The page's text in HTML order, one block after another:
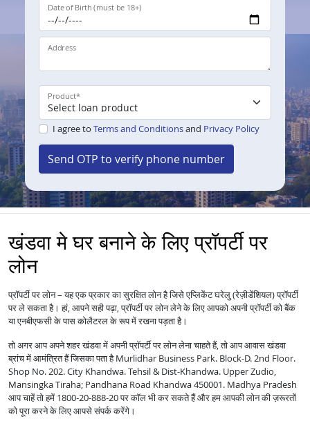
Date of Birth (must be 18+)
Address
Product*
I agree to Terms and Conditionsand Privacy Policy
Send OTP to verify phone number
खंडवा मे घर बनाने के लिए प्रॉपर्टी पर
लोन
प्रॉपर्टी पर लोन – यह एक प्रकार का सुरक्षित लोन है जिसे एप्लिकेंट घरेलु (रेज़ीडेंशियल) प्रॉपर्टी
पर ले सकता है। हां, आपने सही पढ़ा, प्रॉपर्टी पर लोन लेने के लिए आपको अपनी प्रॉपर्टी को बैंक
या एनबीएफसी के पास कोलैटरल के रूप में रखना पड़ता है।
तो अगर आप अपने शहर खंडवा में अपनी प्रॉपर्टी पर लोन लेना चाहते हैं, तो आप आवास खंडवा
ब्रांच में आमंत्रित हैं जिसका पता है Murlidhar Business Park. Block-D. 2nd Floor.
Shop No. 202. City Khandwa. Tehsil & Dist-Khandwa. Upper Zudio,
Mansingka Tiraha; Pandhana Road Khandwa 450001. Madhya Pradesh
आप चाहें तो हमें 1800-20-888-20 पर कॉल भी कर सकते हैं और हम आपकी लोन की ज़रूरतों
को पूरा करने के लिए आपसे संपर्क करेंगे।